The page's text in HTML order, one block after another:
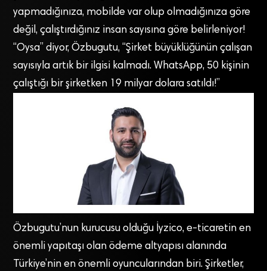
yapmadığınıza, mobilde var olup olmadığınıza göre
değil, çalıştırdığınız insan sayısına göre belirleniyor!
“Oysa” diyor, Özbugutu, “Şirket büyüklüğünün çalışan
sayısıyla artık bir ilgisi kalmadı. WhatsApp, 50 kişinin
çalıştığı bir şirketken 19 milyar dolara satıldı!”
Özbugutu’nun kurucusu olduğu İyzico, e-ticaretin en
önemli yapıtaşı olan ödeme altyapısı alanında
Türkiye’nin en önemli oyuncularından biri. Şirketler,